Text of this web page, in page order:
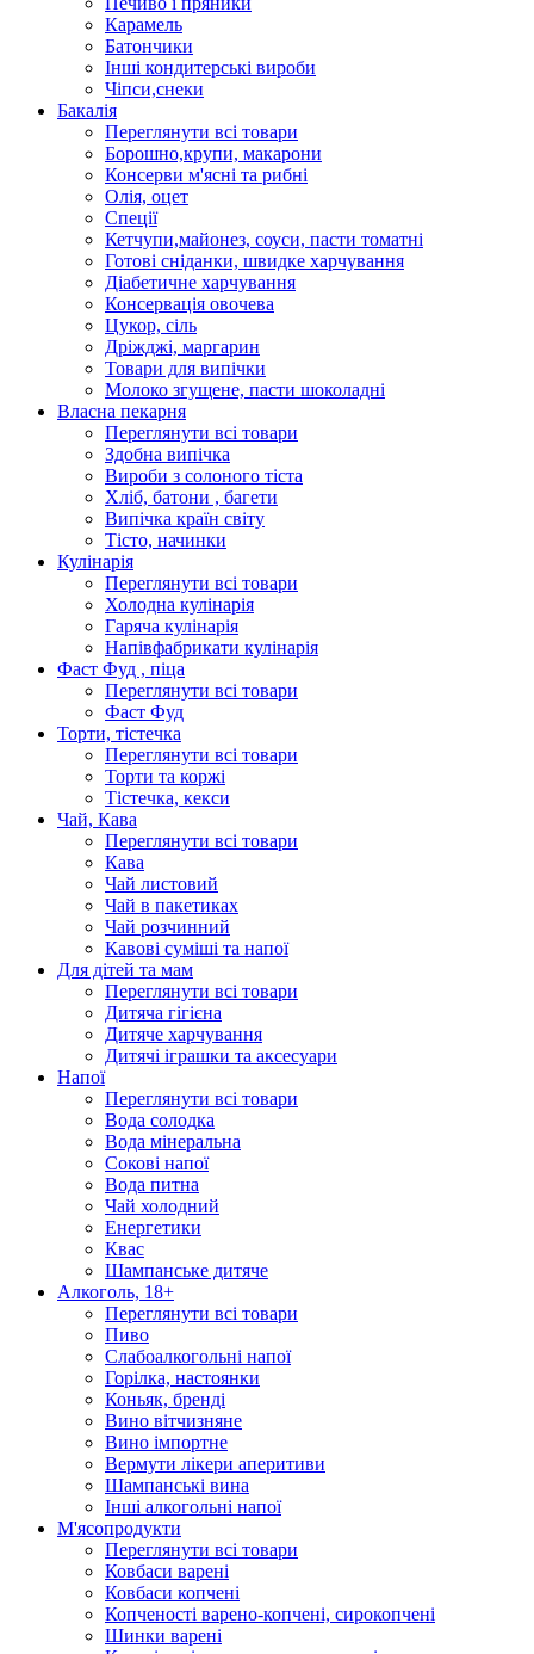
Карамель
Батончики
Інші кондитерські вироби
Чіпси,снеки
Бакалія
Переглянути всі товари
Борошно,крупи, макарони
Консерви м'ясні та рибні
Олія, оцет
Спеції
Кетчупи,майонез, соуси, пасти томатні
Готові сніданки, швидке харчування
Діабетичне харчування
Консервація овочева
Цукор, сіль
Дріжджі, маргарин
Товари для випічки
Молоко згущене, пасти шоколадні
Власна пекарня
Переглянути всі товари
Здобна випічка
Вироби з солоного тіста
Хліб, батони , багети
Випічка країн світу
Тісто, начинки
Кулінарія
Переглянути всі товари
Холодна кулінарія
Гаряча кулінарія
Напівфабрикати кулінарія
Фаст Фуд , піца
Переглянути всі товари
Фаст Фуд
Торти, тістечка
Переглянути всі товари
Торти та коржі
Тістечка, кекси
Чай, Кава
Переглянути всі товари
Кава
Чай листовий
Чай в пакетиках
Чай розчинний
Кавові суміші та напої
Для дітей та мам
Переглянути всі товари
Дитяча гігієна
Дитяче харчування
Дитячі іграшки та аксесуари
Напої
Переглянути всі товари
Вода солодка
Вода мінеральна
Сокові напої
Вода питна
Чай холодний
Енергетики
Квас
Шампанське дитяче
Алкоголь, 18+
Переглянути всі товари
Пиво
Слабоалкогольні напої
Горілка, настоянки
Коньяк, бренді
Вино вітчизняне
Вино імпортне
Вермути лікери аперитиви
Шампанські вина
Інші алкогольні напої
М'ясопродукти
Переглянути всі товари
Ковбаси варені
Ковбаси копчені
Копченості варено-копчені, сирокопчені
Шинки варені